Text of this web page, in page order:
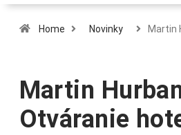
Home Novinky Martin
Martin
Otváranie